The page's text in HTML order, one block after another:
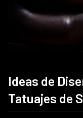
Ideas de
Tatuajes de